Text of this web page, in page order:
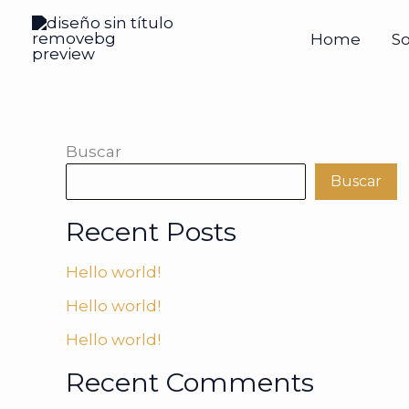
contenido
Home
Buscar
Buscar
Recent Posts
Hello world!
Hello world!
Hello world!
Recent Comments